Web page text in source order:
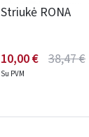
Striukė RONA
10,00 € 38,47 €
Su PVM